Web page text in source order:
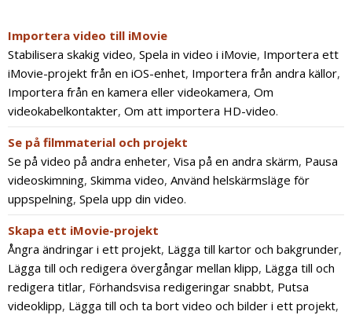
Importera video till iMovie
Stabilisera skakig video, Spela in video i iMovie, Importera ett
iMovie-projekt från en iOS-enhet, Importera från andra källor,
Importera från en kamera eller videokamera, Om
videokabelkontakter, Om att importera HD-video.
Se på filmmaterial och projekt
Se på video på andra enheter, Visa på en andra skärm, Pausa
videoskimning, Skimma video, Använd helskärmsläge för
uppspelning, Spela upp din video.
Skapa ett iMovie-projekt
Ångra ändringar i ett projekt, Lägga till kartor och bakgrunder,
Lägga till och redigera övergångar mellan klipp, Lägga till och
redigera titlar, Förhandsvisa redigeringar snabbt, Putsa
videoklipp, Lägga till och ta bort video och bilder i ett projekt,